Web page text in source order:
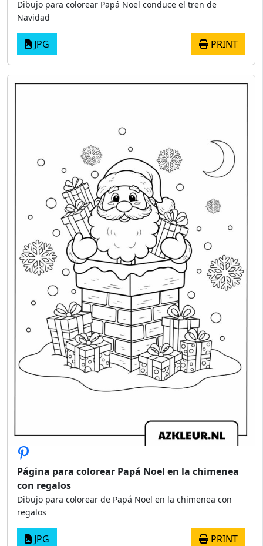
Dibujo para colorear Papá Noel conduce el tren de
Navidad
JPG PRINT
Página para colorear Papá Noel en la chimenea
con regalos
Dibujo para colorear de Papá Noel en la chimenea con
regalos
JPG PRINT